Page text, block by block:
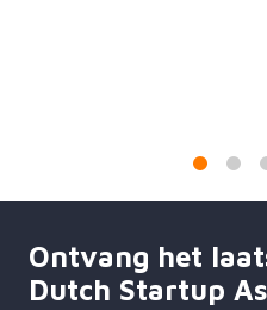
Ontvang het
Dutch Startup